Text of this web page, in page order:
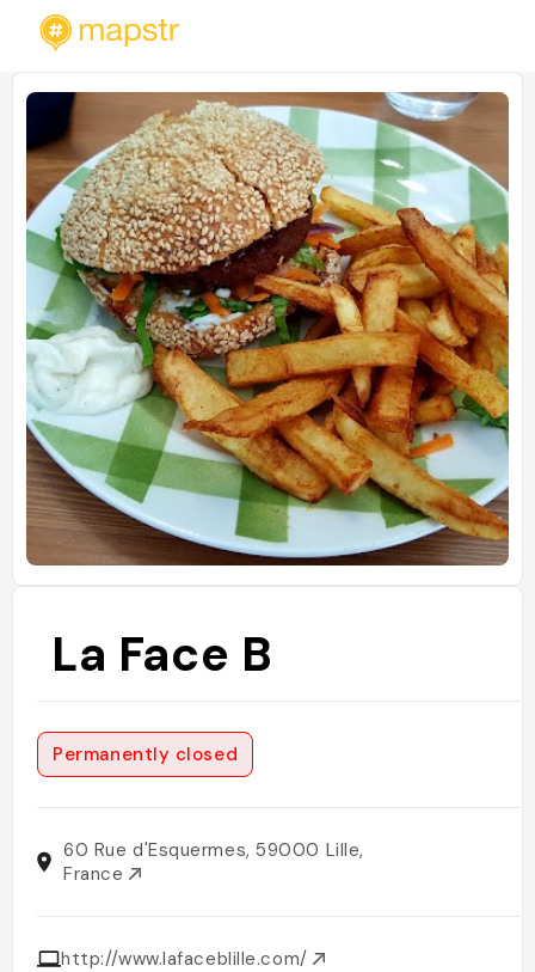
La Face B
Permanently closed
60 Rue d'Esquermes, 59000 Lille,
France
http://www.lafaceblille.com/